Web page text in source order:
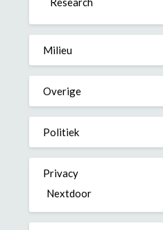
Milieu
Overige
Politiek
Privacy
Nextdoor